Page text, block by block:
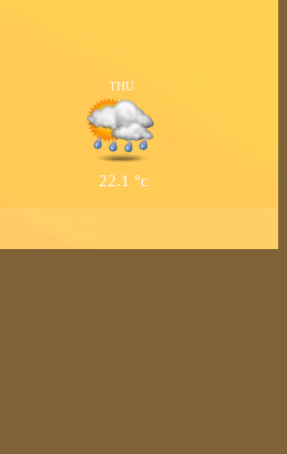
THU
22.1 °c